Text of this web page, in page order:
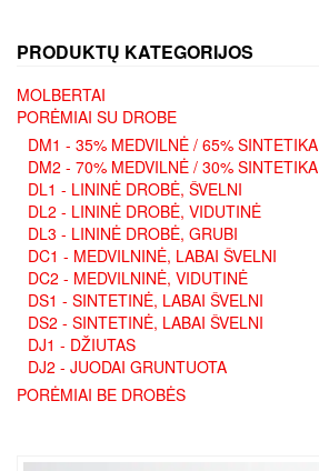
PRODUKTŲ KATEGORIJOS
MOLBERTAI
PORĖMIAI SU DROBE
DM1 - 35% MEDVILNĖ / 65% SINTETIKA
DM2 - 70% MEDVILNĖ / 30% SINTETIKA
DL1 - LININĖ DROBĖ, ŠVELNI
DL2 - LININĖ DROBĖ, VIDUTINĖ
DL3 - LININĖ DROBĖ, GRUBI
DC1 - MEDVILNINĖ, LABAI ŠVELNI
DC2 - MEDVILNINĖ, VIDUTINĖ
DS1 - SINTETINĖ, LABAI ŠVELNI
DS2 - SINTETINĖ, LABAI ŠVELNI
DJ1 - DŽIUTAS
DJ2 - JUODAI GRUNTUOTA
PORĖMIAI BE DROBĖS